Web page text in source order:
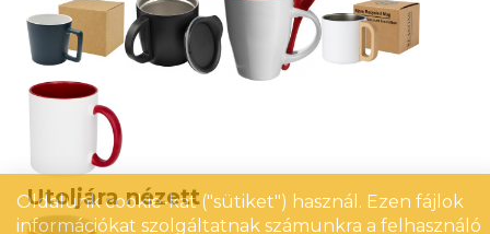
Utoljára nézett
Oldalunk cookie-kat ("sütiket") használ. Ezen fájlok
információkat szolgáltatnak számunkra a felhasználó